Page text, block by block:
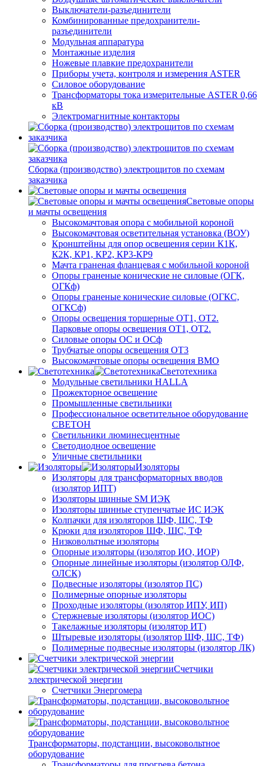
Выключатели-разъединители
Комбинированные предохранители-
разъединители
Модульная аппаратура
Монтажные изделия
Ножевые плавкие предохранители
Приборы учета, контроля и измерения ASTER
Силовое оборудование
Трансформаторы тока измерительные ASTER 0,66
кВ
Электромагнитные контакторы
Сборка (производство) электрощитов по схемам
заказчика
Световые опоры
и мачты освещения
Высокомачтовая опора с мобильной короной
Высокомачтовая осветительная установка (ВОУ)
Кронштейны для опор освещения серии К1К,
К2К, КР1, КР2, КР3-КР9
Мачта граненая фланцевая с мобильной короной
Опоры граненые конические не силовые (ОГК,
ОГКф)
Опоры граненые конические силовые (ОГКС,
ОГКСф)
Опоры освещения торшерные ОТ1, ОТ2.
Парковые опоры освещения ОТ1, ОТ2.
Силовые опоры ОС и ОСф
Трубчатые опоры освещения ОТ3
Высокомачтовые опоры освещения ВМО
Светотехника
Модульные светильники HALLA
Прожекторное освещение
Промышленные светильники
Профессиональное осветительное оборудование
СВЕТОН
Светильники люминесцентные
Светодиодное освещение
Уличные светильники
Изоляторы
Изоляторы для трансформаторных вводов
(изолятор ИПТ)
Изоляторы шинные SM ИЭК
Изоляторы шинные ступенчатые ИС ИЭК
Колпачки для изоляторов ШФ, ШС, ТФ
Крюки для изоляторов ШФ, ШС, ТФ
Низковольтные изоляторы
Опорные изоляторы (изолятор ИО, ИОР)
Опорные линейные изоляторы (изолятор ОЛФ,
ОЛСК)
Подвесные изоляторы (изолятор ПС)
Полимерные опорные изоляторы
Проходные изоляторы (изолятор ИПУ, ИП)
Стержневые изоляторы (изолятор ИОС)
Такелажные изоляторы (изолятор ИТ)
Штыревые изоляторы (изолятор ШФ, ШС, ТФ)
Полимерные подвесные изоляторы (изолятор ЛК)
Счетчики
электрической энергии
Счетчики Энергомера
Трансформаторы, подстанции, высоковольтное
оборудование